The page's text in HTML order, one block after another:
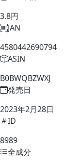
3.8円
JAN
4580442690794
ASIN
B0BWQBZWXJ
発売日
2023年2月28日
ID
8989
全成分